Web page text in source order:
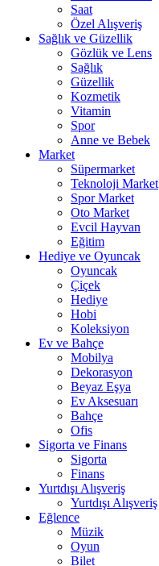
Saat
Özel Alışveriş
Sağlık ve Güzellik
Gözlük ve Lens
Sağlık
Güzellik
Kozmetik
Vitamin
Spor
Anne ve Bebek
Market
Süpermarket
Teknoloji Market
Spor Market
Oto Market
Evcil Hayvan
Eğitim
Hediye ve Oyuncak
Oyuncak
Çiçek
Hediye
Hobi
Koleksiyon
Ev ve Bahçe
Mobilya
Dekorasyon
Beyaz Eşya
Ev Aksesuarı
Bahçe
Ofis
Sigorta ve Finans
Sigorta
Finans
Yurtdışı Alışveriş
Yurtdışı Alışveriş
Eğlence
Müzik
Oyun
Bilet